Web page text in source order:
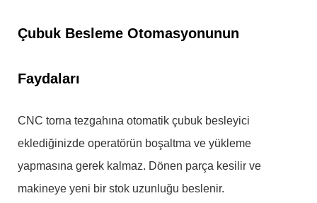
Çubuk Besleme Otomasyonunun
Faydaları
CNC torna tezgahına otomatik çubuk besleyici
eklediğinizde operatörün boşaltma ve yükleme
yapmasına gerek kalmaz. Dönen parça kesilir ve
makineye yeni bir stok uzunluğu beslenir.